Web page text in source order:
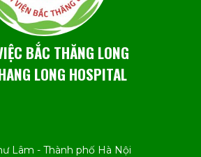
BẮC THĂNG LONG
LONG HOSPITAL
Lâm - Thành phố Hà Nội